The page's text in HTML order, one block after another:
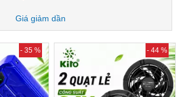
Giá giảm dần
- 35 % - 44 %